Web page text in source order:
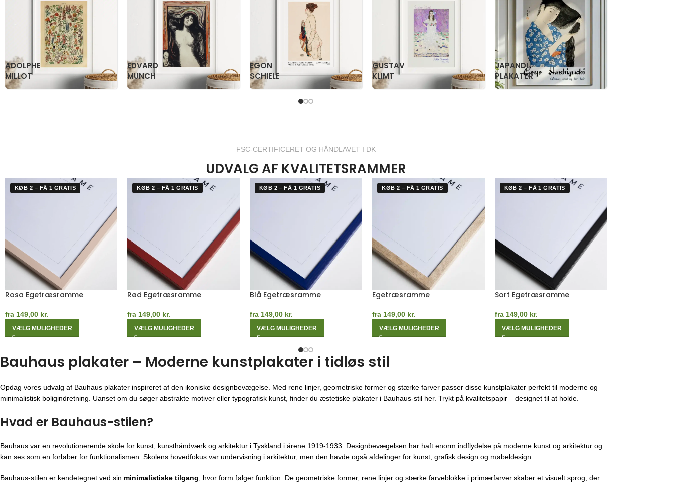
KATSUSHIKA
HOKUSAI
OGAWA
KAZUMASA
PAUL
KLEE
PS
KRØYER
RETRO
PLAKATER
FSC-CERTIFICERET OG HÅNDLAVET I DK
UDVALG AF KVALITETSRAMMER
KØB 2 – FÅ 1 GRATIS
Gul Egetræsramme
fra 149,00 kr.
VÆLG MULIGHEDER
KØB 2 – FÅ 1 GRATIS
Kashmirgrå Egetræsramme
fra149,00 kr.
VÆLG MULIGHEDER
KØB 2 – FÅ 1 GRATIS
Hvid Egetræsramme
fra 149,00 kr.
VÆLG MULIGHEDER
KØB 2 – FÅ 1 GRATIS
Grøn Egetræsramme
fra149,00 kr.
VÆLG MULIGHEDER
KØB 2 – FÅ 1 GRATIS
Mørk Egetræsramme
fra 149,00 kr.
VÆLG MULIGHEDER
Bauhaus plakater – Moderne kunstplakater i tidløs stil
Opdag vores udvalg af Bauhaus plakater inspireret af den ikoniske designbevægelse. Med rene linjer, geometriske former og stærke farver passer disse kunstplakater perfekt til moderne og
minimalistisk boligindretning. Uanset om du søger abstrakte motiver eller typografisk kunst, finder du æstetiske plakater i Bauhaus-stil her. Trykt på kvalitetspapir – designet til at holde.
Hvad er Bauhaus-stilen?
Bauhaus var en revolutionerende skole for kunst, kunsthåndværk og arkitektur i Tyskland i årene 1919-1933. Designbevægelsen har haft enorm indflydelse på moderne kunst og arkitektur og
kan ses som en forløber for funktionalismen. Skolens hovedfokus var undervisning i arkitektur, men den havde også afdelinger for kunst, grafisk design og møbeldesign.
Bauhaus-stilen er kendetegnet ved sin minimalistiske tilgang, hvor form følger funktion. De geometriske former, rene linjer og stærke farveblokke i primærfarver skaber et visuelt sprog, der